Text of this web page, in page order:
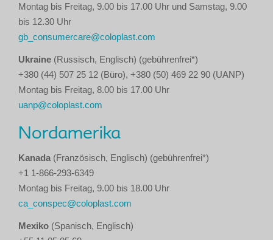
Montag bis Freitag, 9.00 bis 17.00 Uhr und Samstag, 9.00
bis 12.30 Uhr
gb_consumercare@coloplast.com
Ukraine (Russisch, Englisch) (gebührenfrei*)
+380 (44) 507 25 12 (Büro), +380 (50) 469 22 90 (UANP)
Montag bis Freitag, 8.00 bis 17.00 Uhr
uanp@coloplast.com
Nordamerika
Kanada (Französisch, Englisch) (gebührenfrei*)
+1 1-866-293-6349
Montag bis Freitag, 9.00 bis 18.00 Uhr
ca_conspec@coloplast.com
Mexiko (Spanisch, Englisch)